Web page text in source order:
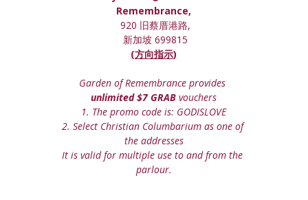
Remembrance,
920 旧蔡厝港路,
新加坡 699815
(方向指示)
Garden of Remembrance provides
unlimited $7 GRAB vouchers
1. The promo code is: GODISLOVE
2. Select Christian Columbarium as one of
the addresses
It is valid for multiple use to and from the
parlour.